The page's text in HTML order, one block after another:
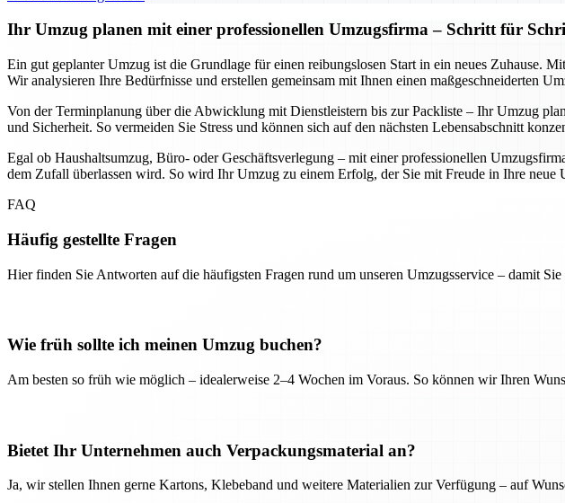
Ihr Umzug planen mit einer professionellen Umzugsfirma – Schritt für
Ein gut geplanter Umzug ist die Grundlage für einen reibungslosen Start in ein neues Zuhause.
Wir analysieren Ihre Bedürfnisse und erstellen gemeinsam mit Ihnen einen maßgeschneiderten
Von der Terminplanung über die Abwicklung mit Dienstleistern bis zur Packliste – Ihr Umzug
und Sicherheit. So vermeiden Sie Stress und können sich auf den nächsten Lebensabschnitt
Egal ob Haushaltsumzug, Büro- oder Geschäftsverlegung – mit einer professionellen
dem Zufall überlassen wird. So wird Ihr Umzug zu einem Erfolg, der Sie mit Freude in Ihre neue
FAQ
Häufig gestellte Fragen
Hier finden Sie Antworten auf die häufigsten Fragen rund um unseren Umzugsservice – damit Sie
Wie früh sollte ich meinen Umzug buchen?
Am besten so früh wie möglich – idealerweise 2–4 Wochen im Voraus. So können wir Ihren
Bietet Ihr Unternehmen auch Verpackungsmaterial an?
Ja, wir stellen Ihnen gerne Kartons, Klebeband und weitere Materialien zur Verfügung – auf